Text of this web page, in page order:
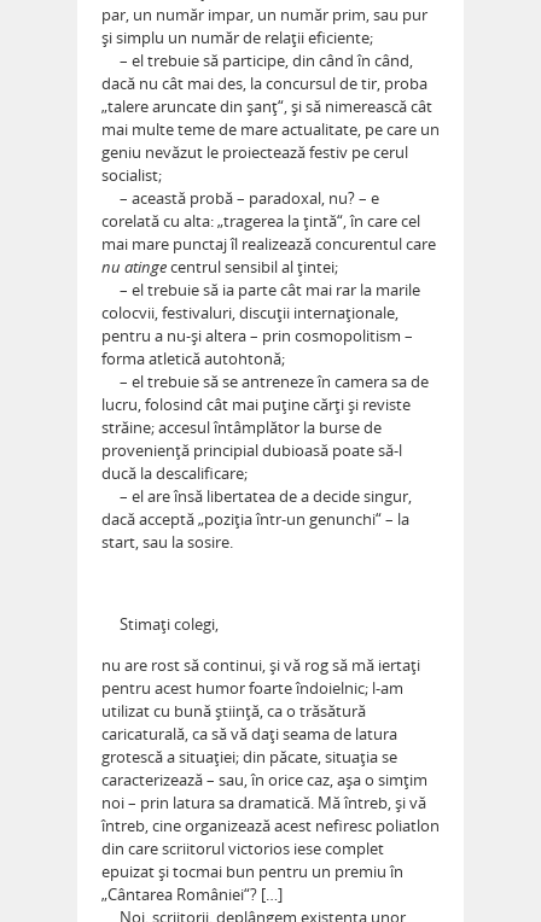
par, un număr impar, un număr prim, sau pur
şi simplu un număr de relaţii eficiente;
– el trebuie să participe, din când în când,
dacă nu cât mai des, la concursul de tir, proba
„talere aruncate din şanţ“, şi să nimerească cât
mai multe teme de mare actualitate, pe care un
geniu nevăzut le proiectează festiv pe cerul
socialist;
– această probă – paradoxal, nu? – e
corelată cu alta: „tragerea la ţintă“, în care cel
mai mare punctaj îl realizează concurentul care
nu atingecentrul sensibil al ţintei;
– el trebuie să ia parte cât mai rar la marile
colocvii, festivaluri, discuţii internaţionale,
pentru a nu-şi altera – prin cosmopolitism –
forma atletică autohtonă;
– el trebuie să se antreneze în camera sa de
lucru, folosind cât mai puţine cărţi şi reviste
străine; accesul întâmplător la burse de
provenienţă principial dubioasă poate să-l
ducă la descalificare;
– el are însă libertatea de a decide singur,
dacă acceptă „poziţia într-un genunchi“ – la
start, sau la sosire.
Stimaţi colegi,
nu are rost să continui, şi vă rog să mă iertaţi
pentru acest humor foarte îndoielnic; l-am
utilizat cu bună ştiinţă, ca o trăsătură
caricaturală, ca să vă daţi seama de latura
grotescă a situaţiei; din păcate, situaţia se
caracterizează – sau, în orice caz, aşa o simţim
noi – prin latura sa dramatică. Mă întreb, şi vă
întreb, cine organizează acest nefiresc poliatlon
din care scriitorul victorios iese complet
epuizat şi tocmai bun pentru un premiu în
„Cântarea României“? […]